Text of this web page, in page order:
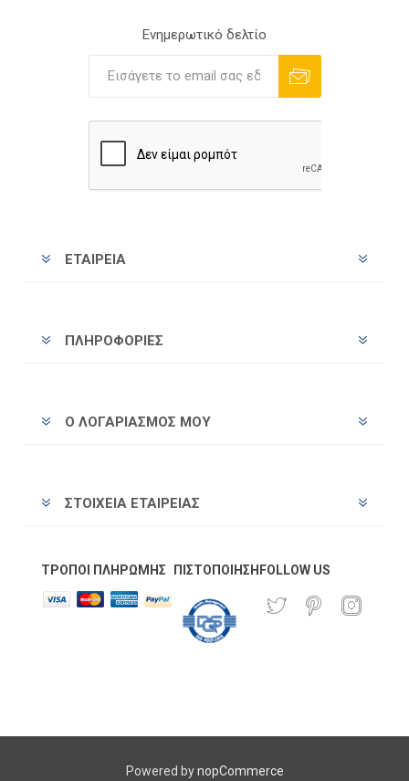
Ενημερωτικό δελτίο
ΕΤΑΙΡΕΊΑ
ΠΛΗΡΟΦΟΡΊΕΣ
Ο ΛΟΓΑΡΙΑΣΜΌΣ ΜΟΥ
ΣΤΟΙΧΕΊΑ ΕΤΑΙΡΕΊΑΣ
ΤΡΌΠΟΙ ΠΛΗΡΩΜΉΣ ΠΙΣΤΟΠΟΊΗΣΗ FOLLOW US
Powered bynopCommerce